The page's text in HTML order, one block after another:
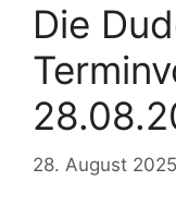
Die
28. August 2025